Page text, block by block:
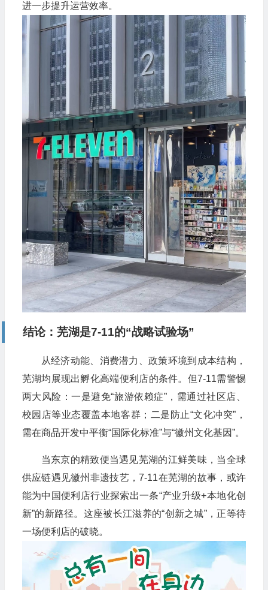
进一步提升运营效率。
结论：芜湖是7-11的“战略试验场”
从经济动能、消费潜力、政策环境到成本结构，
芜湖均展现出孵化高端便利店的条件。但7-11需警惕
两大风险：一是避免“旅游依赖症”，需通过社区店、
校园店等业态覆盖本地客群；二是防止“文化冲突”，
需在商品开发中平衡“国际化标准”与“徽州文化基因”。
当东京的精致便当遇见芜湖的江鲜美味，当全球
供应链遇见徽州非遗技艺，7-11在芜湖的故事，或许
能为中国便利店行业探索出一条“产业升级+本地化创
新”的新路径。这座被长江滋养的“创新之城”，正等待
一场便利店的破晓。